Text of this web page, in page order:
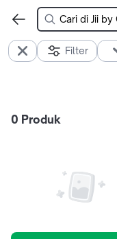
Filter
0 Produk